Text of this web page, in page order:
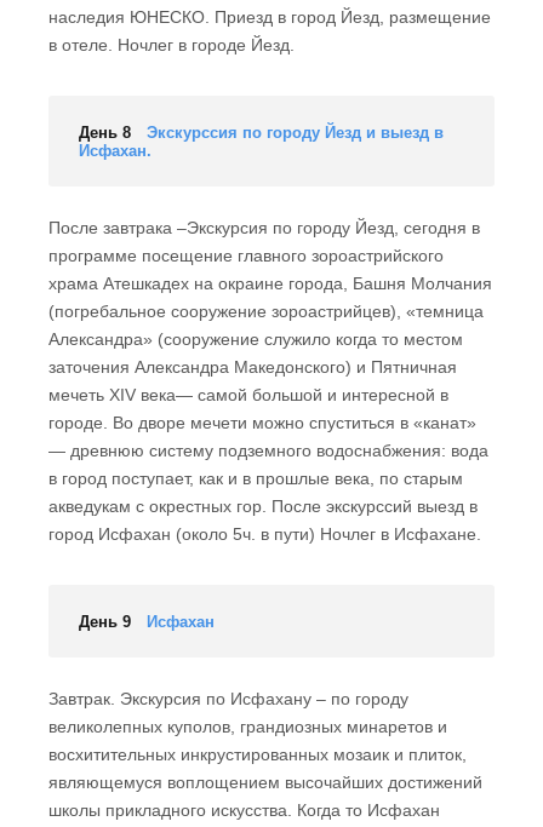
наследия ЮНЕСКО. Приезд в город Йезд, размещение
в отеле. Ночлег в городе Йезд.
День 8
Экскурссия по городу Йезд и выезд в
Исфахан.
После завтрака –Экскурсия по городу Йезд, сегодня в
программе посещение главного зороастрийского
храма Атешкадех на окраине города, Башня Молчания
(погребальное сооружение зороастрийцев), «темница
Александра» (сооружение служило когда то местом
заточения Александра Македонского) и Пятничная
мечеть XIV века— самой большой и интересной в
городе. Во дворе мечети можно спуститься в «канат»
— древнюю систему подземного водоснабжения: вода
в город поступает, как и в прошлые века, по старым
акведукам с окрестных гор. После экскурссий выезд в
город Исфахан (около 5ч. в пути) Ночлег в Исфахане.
День 9 Исфахан
Завтрак. Экскурсия по Исфахану – по городу
великолепных куполов, грандиозных минаретов и
восхитительных инкрустированных мозаик и плиток,
являющемуся воплощением высочайших достижений
школы прикладного искусства. Когда то Исфахан